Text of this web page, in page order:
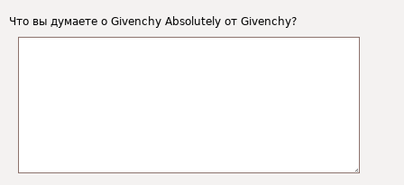
Что вы думаете о Givenchy Absolutely от Givenchy?